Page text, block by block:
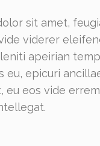
sit amet,
viderer
apeirian
eu, epicuri
eu eos vide